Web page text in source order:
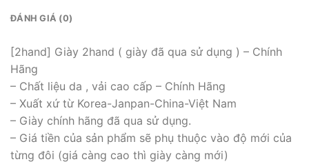
ĐÁNH GIÁ (0)
[2hand] Giày 2hand ( giày đã qua sử dụng ) – Chính
Hãng
– Chất liệu da , vải cao cấp – Chính Hãng
– Xuất xứ từ Korea-Janpan-China-Việt Nam
– Giày chính hãng đã qua sử dụng.
– Giá tiền của sản phẩm sẽ phụ thuộc vào độ mới của
từng đôi (giá càng cao thì giày càng mới)